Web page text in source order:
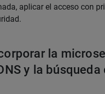
aplicar el acceso con
la
y la